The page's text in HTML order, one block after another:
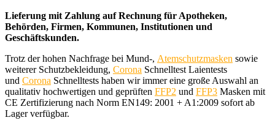
Lieferung mit Zahlung auf Rechnung für Apotheken,
Behörden, Firmen, Kommunen, Institutionen und
Geschäftskunden.
Trotz der hohen Nachfrage bei Mund-, Atemschutzmasken sowie
weiterer Schutzbekleidung, Corona Schnelltest Laientests
und Corona Schnelltests haben wir immer eine große Auswahl an
qualitativ hochwertigen und geprüften FFP2 und FFP3 Masken mit
CE Zertifizierung nach Norm EN149: 2001 + A1:2009 sofort ab
Lager verfügbar.